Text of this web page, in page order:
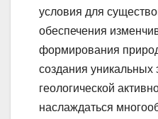
условия для
обеспечения
формирования
создания уникальных
геологической
наслаждаться